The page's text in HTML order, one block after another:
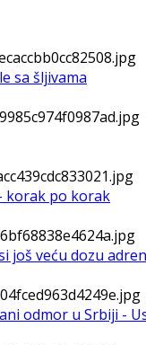
sa šljivama
korak po korak
još veću dozu
odmor u Srbiji -